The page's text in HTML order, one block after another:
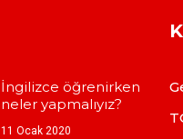
İngilizce öğrenirken
neler yapmalıyız?
11 Ocak 2020